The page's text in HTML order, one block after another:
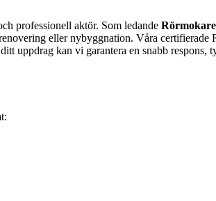
professionell aktör. Som ledande
eller nybyggnation. Våra certifierade
uppdrag kan vi garantera en snabb respons,